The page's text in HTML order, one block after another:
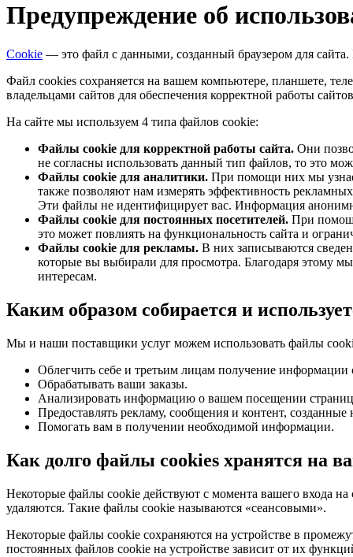
Предупреждение об
Cookie — это файл с данными, созданный браузером для сайта.
Файл cookies сохраняется на вашем компьютере, планшете,
владельцами сайтов для обеспечения корректной работы
На сайте мы используем 4 типа файлов cookie:
Файлы cookie для корректной работы сайта. Они
не согласны использовать данный тип файлов, то это
Файлы cookie для аналитики. При помощи них мы
также позволяют нам измерять эффективность
Эти файлы не идентифицирует вас. Информация
Файлы cookie для постоянных посетителей. При
это может повлиять на функциональность сайта и
Файлы cookie для рекламы. В них записываются
которые вы выбирали для просмотра. Благодаря этому
интересам.
Каким образом собирается и
Мы и наши поставщики услуг можем использовать файлы
Облегчить себе и третьим лицам получение
Обрабатывать ваши заказы.
Анализировать информацию о вашем посещении
Предоставлять рекламу, сообщения и контент,
Помогать вам в получении необходимой информации.
Как долго файлы cookies хранятся на
Некоторые файлы cookie действуют с момента вашего входа
удаляются. Такие файлы cookie называются «сеансовыми».
Некоторые файлы cookie сохраняются на устройстве в
постоянных файлов cookie на устройстве зависит от их